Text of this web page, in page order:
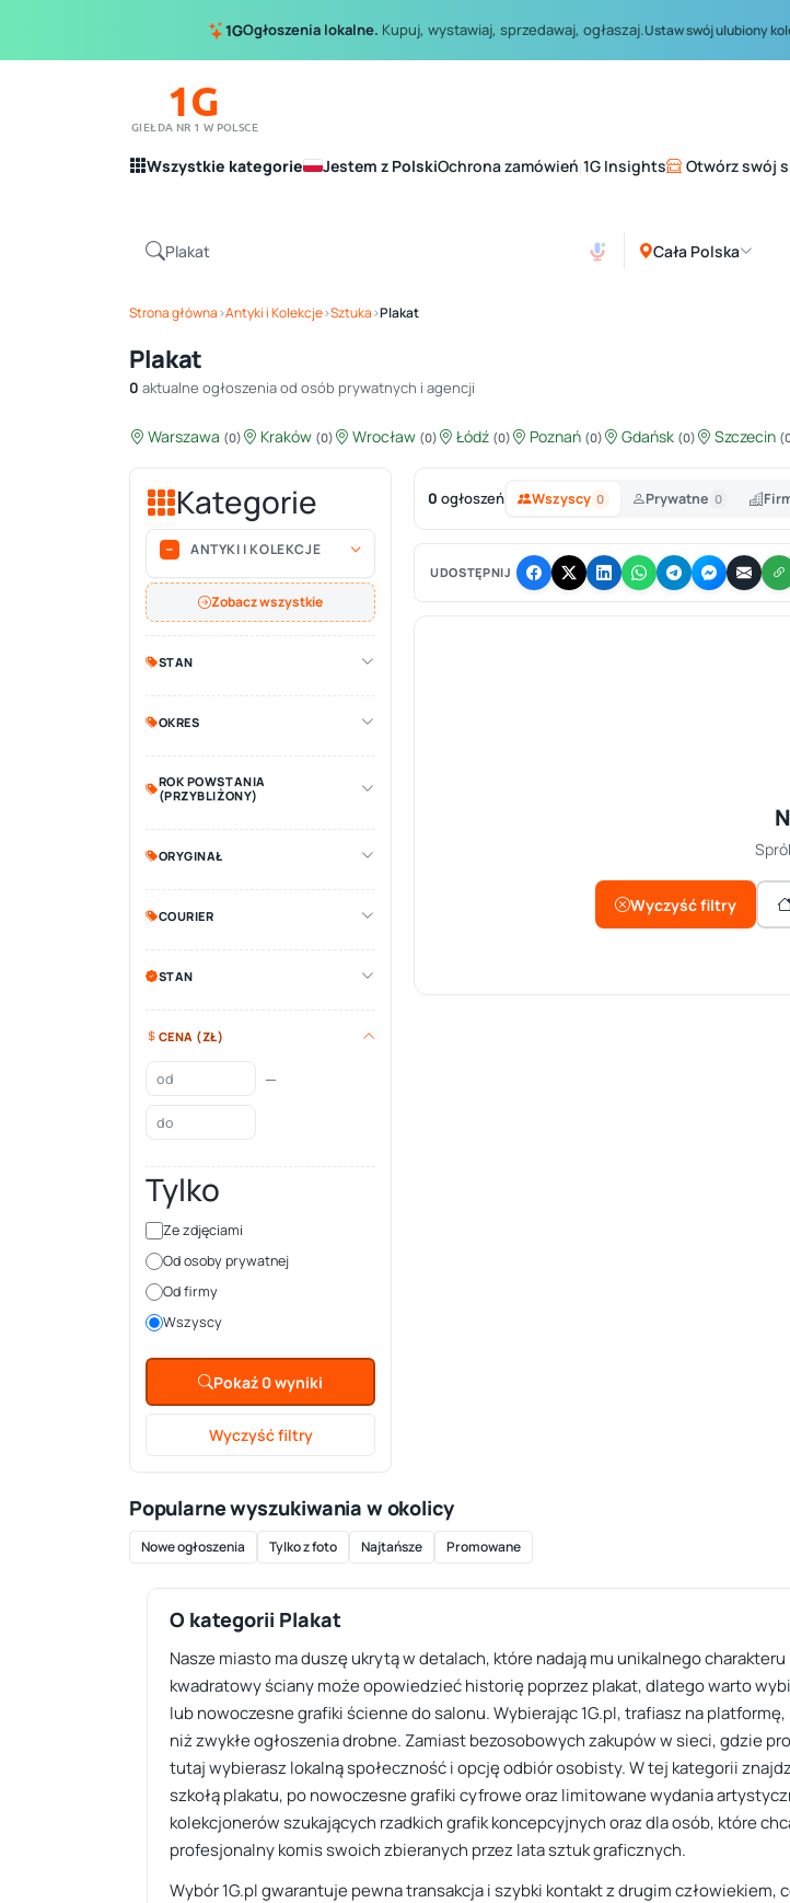
1GOgłoszenia lokalne. Kupuj, wystawiaj, sprzedawaj, ogłaszaj.Ustaw swój ulubiony
1G
GIEŁDA NR 1 W POLSCE
Wszystkie kategorie Jestem z PolskiOchrona zamówień 1G Insights Otwórz swój
Cała Polska
Strona główna›Antyki i Kolekcje›Sztuka›Plakat
Plakat
0 aktualne ogłoszenia od osób prywatnych i agencji
Warszawa (0) Kraków (0) Wrocław (0) Łódź (0) Poznań (0) Gdańsk (0) Szczecin
Kategorie
ANTYKI I KOLEKCJE
Zobacz wszystkie
STAN
OKRES
ROK POWSTANIA
(PRZYBLIŻONY)
ORYGINAŁ
COURIER
STAN
CENA (ZŁ)
—
Tylko
Ze zdjęciami
Od osoby prywatnej
Od firmy
Wszyscy
Pokaż 0 wyniki
Wyczyść filtry
0 ogłoszeń Wszyscy 0 Prywatne 0
UDOSTĘPNIJ
Wyczyść filtry
Popularne wyszukiwania w okolicy
Nowe ogłoszenia Tylko z foto Najtańsze Promowane
O kategorii Plakat
Nasze miasto ma duszę ukrytą w detalach, które nadają mu unikalnego
kwadratowy ściany może opowiedzieć historię poprzez plakat, dlatego warto
lub nowoczesne grafiki ścienne do salonu. Wybierając 1G.pl, trafiasz na
niż zwykłe ogłoszenia drobne. Zamiast bezosobowych zakupów w sieci, gdzie
tutaj wybierasz lokalną społeczność i opcję odbiór osobisty. W tej kategorii
szkołą plakatu, po nowoczesne grafiki cyfrowe oraz limitowane wydania
kolekcjonerów szukających rzadkich grafik koncepcyjnych oraz dla osób, które
profesjonalny komis swoich zbieranych przez lata sztuk graficznych.
Wybór 1G.pl gwarantuje pewna transakcja i szybki kontakt z drugim